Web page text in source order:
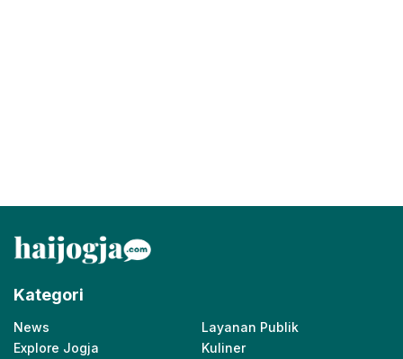
Kategori
News
Layanan Publik
Explore Jogja
Kuliner